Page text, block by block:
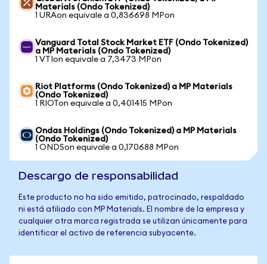
Materials (Ondo Tokenized)
1 URAon equivale a 0,836698 MPon
Vanguard Total Stock Market ETF (Ondo Tokenized)
a MP Materials (Ondo Tokenized)
1 VTIon equivale a 7,3473 MPon
Riot Platforms (Ondo Tokenized) a MP Materials
(Ondo Tokenized)
1 RIOTon equivale a 0,401415 MPon
Ondas Holdings (Ondo Tokenized) a MP Materials
(Ondo Tokenized)
1 ONDSon equivale a 0,170688 MPon
Descargo de responsabilidad
Este producto no ha sido emitido, patrocinado, respaldado
ni está afiliado con MP Materials. El nombre de la empresa y
cualquier otra marca registrada se utilizan únicamente para
identificar el activo de referencia subyacente.